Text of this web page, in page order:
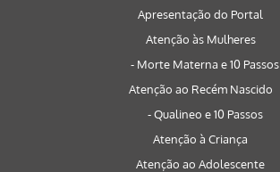
Apresentação do Portal
Atenção às Mulheres
- Morte Materna e 10 Passos
Atenção ao Recém Nascido
- Qualineo e 10 Passos
Atenção à Criança
Atenção ao Adolescente